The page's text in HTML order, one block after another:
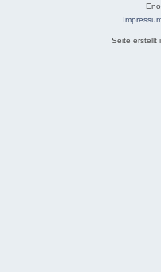
Seite erstellt